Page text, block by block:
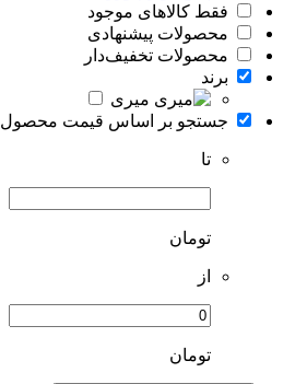
فقط کالاهای موجود
محصولات پیشنهادی
محصولات تخفیف‌دار
برند
میری
جستجو بر اساس قیمت محصول
تا
تومان
از
تومان